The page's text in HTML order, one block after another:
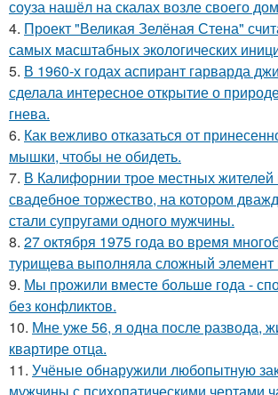
соуза нашёл на скалах возле своего
4. Проект "Великая Зелёная Стена"
самых масштабных экологических
5. В 1960-х годах аспирант гарварда
сделала интересное открытие о
гнева.
6. Как вежливо отказаться от
мышки, чтобы не обидеть.
7. В Калифорнии трое местных жителей
свадебное торжество, на котором
стали супругами одного мужчины.
8. 27 октября 1975 года во время
турищева выполняла сложный элемент
9. Мы прожили вместе больше года -
без конфликтов.
10. Мне уже 56, я одна после развода,
квартире отца.
11. Учёные обнаружили любопытную